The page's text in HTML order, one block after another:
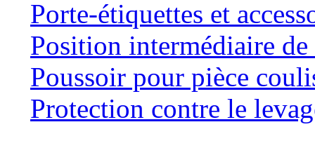
Porte-étiquettes et
Position intermédiaire
Poussoir pour pièce
Protection contre le